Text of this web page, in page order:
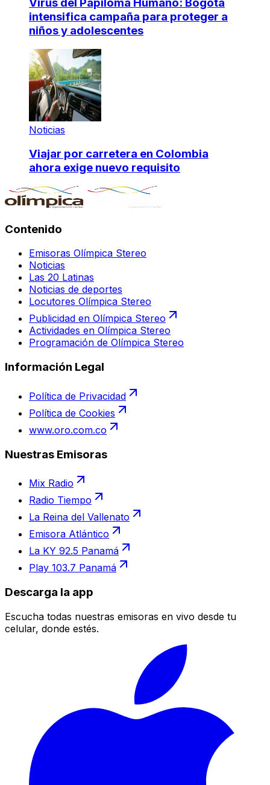
intensifica campaña para proteger a
niños y adolescentes
Noticias
Viajar por carretera en Colombia
ahora exige nuevo requisito
Contenido
Emisoras Olímpica Stereo
Noticias
Las 20 Latinas
Noticias de deportes
Locutores Olímpica Stereo
Publicidad en Olímpica Stereo
Actividades en Olímpica Stereo
Programación de Olímpica Stereo
Información Legal
Política de Privacidad
Política de Cookies
www.oro.com.co
Nuestras Emisoras
Mix Radio
Radio Tiempo
La Reina del Vallenato
Emisora Atlántico
La KY 92.5 Panamá
Play 103.7 Panamá
Descarga la app
Escucha todas nuestras emisoras en vivo desde tu
celular, donde estés.